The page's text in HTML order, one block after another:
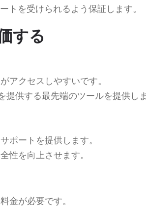
トを受けられるよう保証します。
する
アクセスしやすいです。
提供する最先端のツールを提供しま
ポートを提供します。
性を向上させます。
金が必要です。